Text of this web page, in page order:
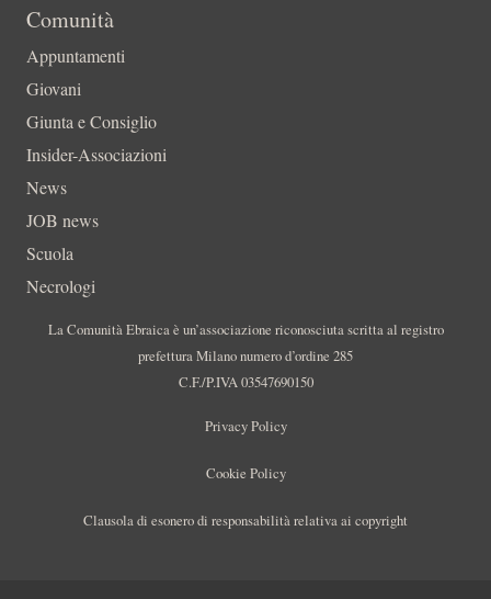
Comunità
Appuntamenti
Giovani
Giunta e Consiglio
Insider-Associazioni
News
JOB news
Scuola
Necrologi
La Comunità Ebraica è un’associazione riconosciuta scritta al registro
prefettura Milano numero d’ordine 285
C.F./P.IVA 03547690150
Privacy Policy
Cookie Policy
Clausola di esonero di responsabilità relativa ai copyright